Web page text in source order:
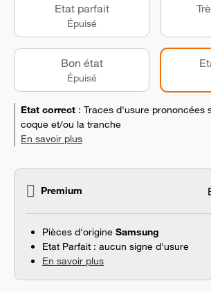
Etat parfait
Épuisé
Bon état
Épuisé
Etat correct : Traces d'usure prononcées
coque et/ou la tranche
En savoir plus
Premium
Pièces d'origine Samsung
Etat Parfait : aucun signe d'usure
En savoir plus